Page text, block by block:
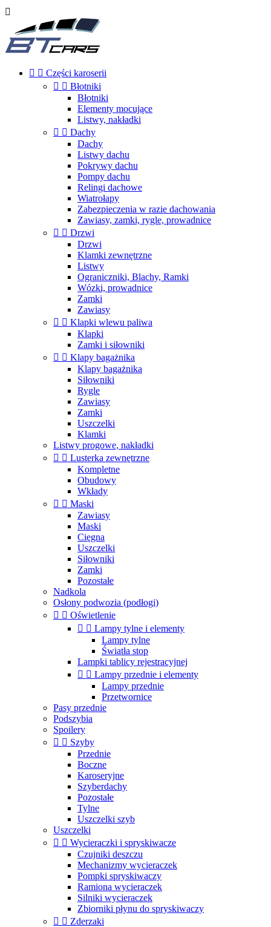

  Części karoserii
  Błotniki
Błotniki
Elementy mocujące
Listwy, nakładki
  Dachy
Dachy
Listwy dachu
Pokrywy dachu
Pompy dachu
Relingi dachowe
Wiatrołapy
Zabezpieczenia w razie dachowania
Zawiasy, zamki, rygle, prowadnice
  Drzwi
Drzwi
Klamki zewnętrzne
Listwy
Ograniczniki, Blachy, Ramki
Wózki, prowadnice
Zamki
Zawiasy
  Klapki wlewu paliwa
Klapki
Zamki i siłowniki
  Klapy bagażnika
Klapy bagażnika
Siłowniki
Rygle
Zawiasy
Zamki
Uszczelki
Klamki
Listwy progowe, nakładki
  Lusterka zewnętrzne
Kompletne
Obudowy
Wkłady
  Maski
Zawiasy
Maski
Cięgna
Uszczelki
Siłowniki
Zamki
Pozostałe
Nadkola
Osłony podwozia (podłogi)
  Oświetlenie
  Lampy tylne i elementy
Lampy tylne
Światła stop
Lampki tablicy rejestracyjnej
  Lampy przednie i elementy
Lampy przednie
Przetwornice
Pasy przednie
Podszybia
Spoilery
  Szyby
Przednie
Boczne
Karoseryjne
Szyberdachy
Pozostałe
Tylne
Uszczelki szyb
Uszczelki
  Wycieraczki i spryskiwacze
Czujniki deszczu
Mechanizmy wycieraczek
Pompki spryskiwaczy
Ramiona wycieraczek
Silniki wycieraczek
Zbiorniki płynu do spryskiwaczy
  Zderzaki